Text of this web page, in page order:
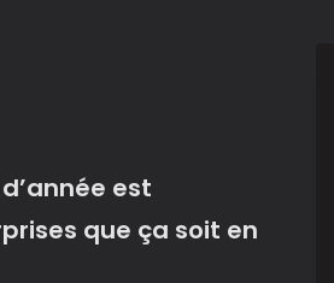
est
que ça soit en